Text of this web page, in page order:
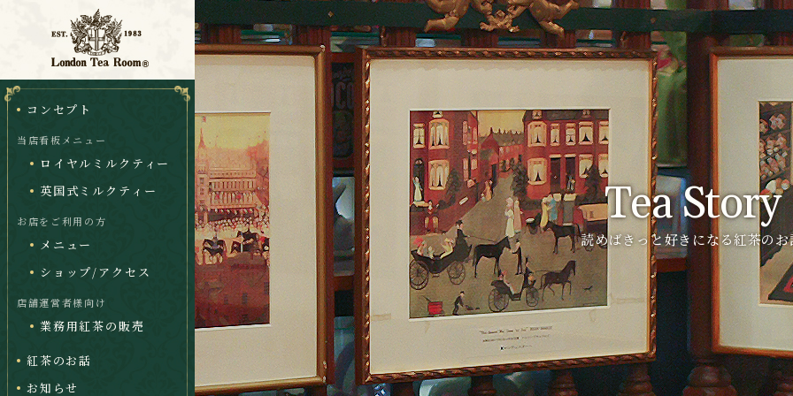
コンセプト
当店看板メニュー
ロイヤルミルクティー
英国式ミルクティー
お店をご利用の方
メニュー
ショップ/アクセス
店舗運営者様向け
業務用紅茶の販売
紅茶のお話
お知らせ
Tea Story
読めばきっと好きになる紅茶のお